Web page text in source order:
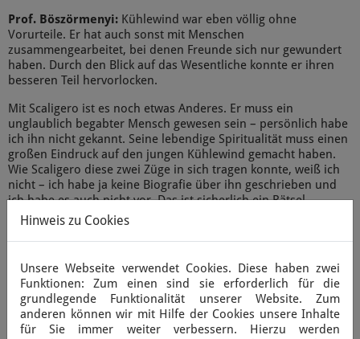
Prof. Böszörmenyi: Kühlewind war eben völlig ohne
Vorurteile. Er hat auch sonst mit Menschen
zusammengearbeitet, bei denen Freunde sich nur gewundert
haben. Durch den Blick auf das Wesentliche konnte er ihren
besseren Teil hervorlocken.
Mit Scaligero ist es noch etwas Anderes. Er muss ein
unglaublich begabter Mensch gewesen sein – persönlich habe
ich ihn nicht gekannt. Seine lebendige Spiritualität muss einen
großen Eindruck auf den jungen Kühlewind gemacht haben.
Wie Scaligero diese zwei Züge in sich tragen konnte, weiß ich
nicht – ich habe ja keine Biografie über ihn geschrieben und
ich habe es auch nicht vor. Das ist sicherlich ein Rätsel.
Das wird es geben, dass insbesondere Menschen, die so
begabt sind, auch dunkle Seiten haben. Auch Steiner hatte
bestehen darauf, dass Steiner als unfehlbar betrachtet werden
muss. Georg hat immer gesagt: „Was für ein Monster müsste
Steiner sein, wenn das stimmen würde“. Ein Mensch, der sich
nicht irren darf, ist ein Monster. Maschinen irren sich nicht.
Aber Menschen irren sich, nicht nur in philosophischen
Hinweis zu Cookies
Unsere Webseite verwendet Cookies. Diese haben zwei
Funktionen: Zum einen sind sie erforderlich für die
grundlegende Funktionalität unserer Website. Zum
anderen können wir mit Hilfe der Cookies unsere Inhalte
für Sie immer weiter verbessern. Hierzu werden